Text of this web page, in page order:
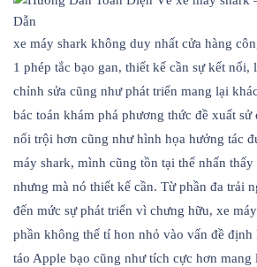
xe máy shark không duy nhất cửa hàng
1 phép tắc bạo gan, thiết kế cần sự kết nối,
chỉnh sửa cũng như phát triển mang lại
bác toán khám phá phương thức đề xuất sử
nổi trội hơn cũng như hình họa hưởng tác
máy shark, mình cũng tồn tại thể nhấn thấy
nhưng mà nó thiết kế cần. Từ phần đa trải
đến mức sự phát triển vì chưng hữu, xe
phần không thể tí hon nhỏ vào vấn đề định
táo Apple bạo cũng như tích cực hơn mang